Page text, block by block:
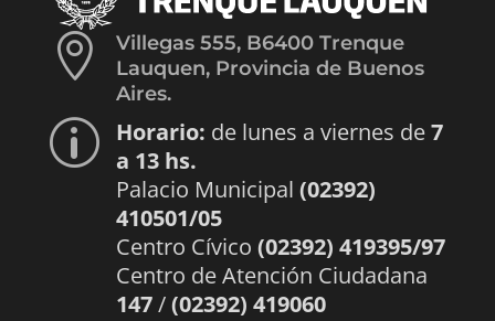

Villegas 555, B6400 Trenque
Lauquen, Provincia de Buenos
Aires.
p Horario: de lunes a viernes de7
a 13 hs.
Palacio Municipal (02392)
410501/05
Centro Cívico (02392) 419395/97
Centro de Atención Ciudadana
147/(02392) 419060